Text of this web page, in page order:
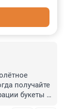
получайте
букеты